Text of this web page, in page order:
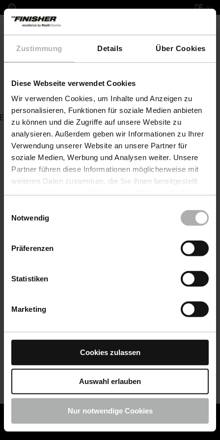
Zustimmung Details Über Cookies
Diese Webseite verwendet Cookies
Wir verwenden Cookies, um Inhalte und Anzeigen zu
personalisieren, Funktionen für soziale Medien anbieten
zu können und die Zugriffe auf unsere Website zu
analysieren. Außerdem geben wir Informationen zu Ihrer
Verwendung unserer Website an unsere Partner für
soziale Medien, Werbung und Analysen weiter. Unsere
Partner führen diese Informationen möglicherweise mit
weiteren Daten zusammen, die Sie ihnen bereitgestellt
Einstellungen zu den Cookies finden Sie unter
Notwendig
Präferenzen
Statistiken
Marketing
Cookies zulassen
Auswahl erlauben
Nur notwendige Cookies
DE
COLOURLOCK ist jetzt Teil von KochChemie -
COLOURLOCK Produkte shoppen
AllroundQuickShine 0,14 L
Es wurde kein Artikel zu Ihrer Anfrage gefunden